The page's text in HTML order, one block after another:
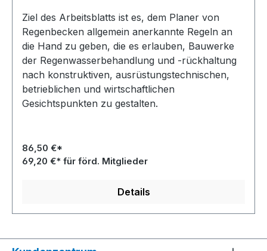
Ziel des Arbeitsblatts ist es, dem Planer von
Regenbecken allgemein anerkannte Regeln an
die Hand zu geben, die es erlauben, Bauwerke
der Regenwasserbehandlung und -rückhaltung
nach konstruktiven, ausrüstungstechnischen,
betrieblichen und wirtschaftlichen
Gesichtspunkten zu gestalten.
86,50 €*
69,20 €* für förd. Mitglieder
Details